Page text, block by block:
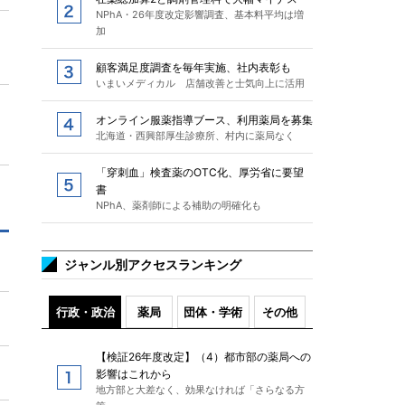
NPhA・26年度改定影響調査、基本料平均は増
加
顧客満足度調査を毎年実施、社内表彰も
いまいメディカル 店舗改善と士気向上に活用
オンライン服薬指導ブース、利用薬局を募集
北海道・西興部厚生診療所、村内に薬局なく
「穿刺血」検査薬のOTC化、厚労省に要望
書
NPhA、薬剤師による補助の明確化も
ジャンル別アクセスランキング
行政・政治 薬局 団体・学術 その他
【検証26年度改定】（4）都市部の薬局への
影響はこれから
地方部と大差なく、効果なければ「さらなる方